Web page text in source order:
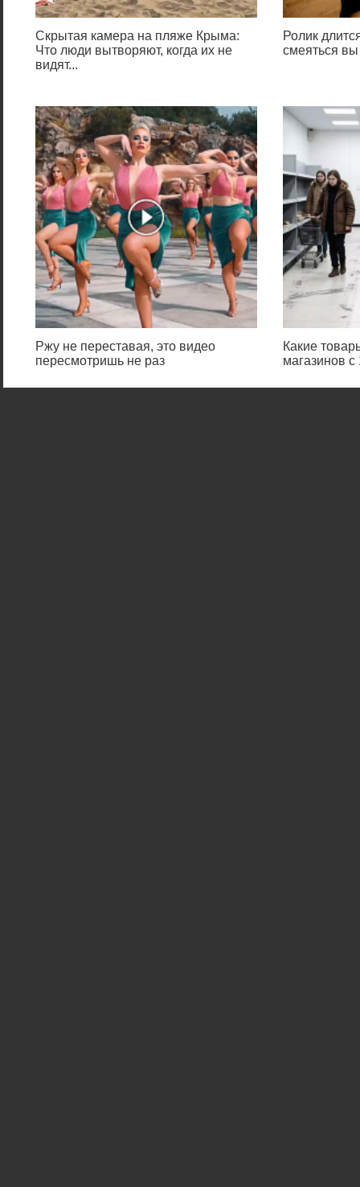
Скрытая камера на пляже Крыма:
Что люди вытворяют, когда их не
видят...
Ролик
смеяться вы
Ржу не переставая, это видео
пересмотришь не раз
Какие
магазинов с